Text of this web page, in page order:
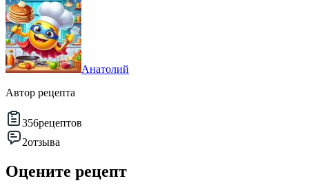
Анатолий
Автор рецепта
356рецептов
2отзыва
Оцените рецепт